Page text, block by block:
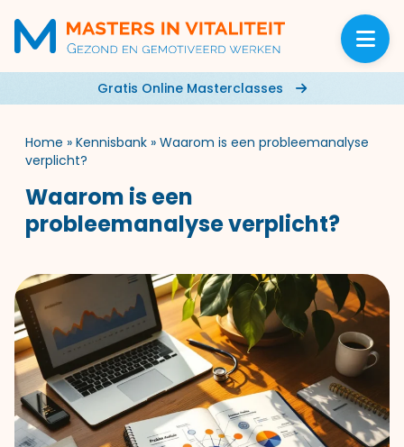
Gratis Online Masterclasses
Home » Kennisbank » Waarom is een probleemanalyse
verplicht?
Waarom is een
probleemanalyse verplicht?